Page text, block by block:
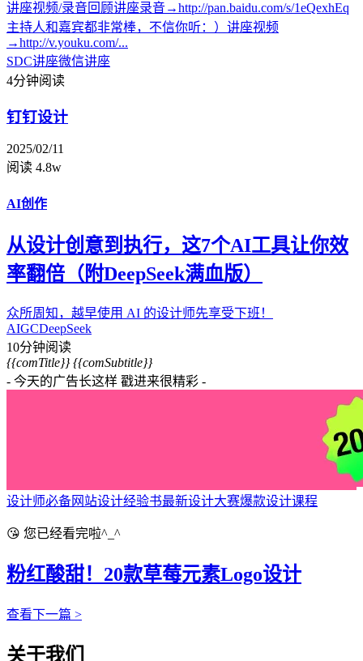
讲座视频/录音回顾讲座录音→http://pan.baidu.com/s/1eQexhEq
主持人和嘉宾都非常棒，不信你听：）讲座视频
→http://v.youku.com/...
SDC讲座微信讲座
4分钟阅读
钉钉设计
2025/02/11
阅读 4.8w
AI创作
从设计创意到执行，这7个AI工具让你效
率翻倍（附DeepSeek满血版）
众所周知，越早使用 AI 的设计师先享受下班！
AIGCDeepSeek
10分钟阅读
{{comTitle}} {{comSubtitle}}
- 今天的广告长这样 戳进来很精彩 -
设计师必备网站设计经验书最新设计大赛爆款设计课程
😘 您已经看完啦^_^
粉红酸甜！20款草莓元素Logo设计
查看下一篇 >
关于我们